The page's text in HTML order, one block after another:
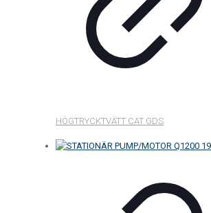
HÖGTRYCKTVÄTT CAT GDS